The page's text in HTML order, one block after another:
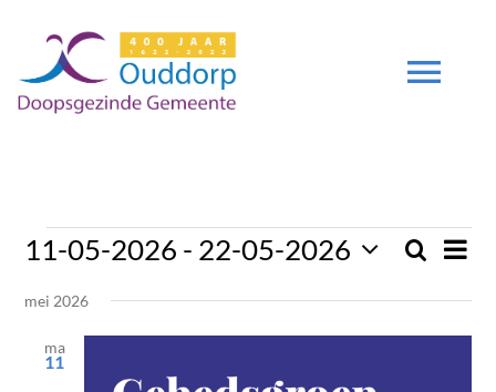
inhoud
GEMEENTE
Evenementen Zoeken
Lijst
11-05-2026 - 22-05-2026
een
datum.
mei 2026
ma
11